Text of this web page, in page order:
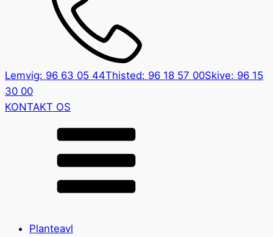
Lemvig: 96 63 05 44Thisted: 96 18 57 00Skive: 96 15
30 00
KONTAKT OS
Planteavl